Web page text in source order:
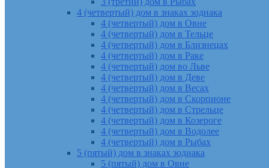
4 (четвертый) дом в знаках зодиака
4 (четвертый) дом в Овне
4 (четвертый) дом в Тельце
4 (четвертый) дом в Близнецах
4 (четвертый) дом в Раке
4 (четвертый) дом во Льве
4 (четвертый) дом в Деве
4 (четвертый) дом в Весах
4 (четвертый) дом в Скорпионе
4 (четвертый) дом в Стрельце
4 (четвертый) дом в Козероге
4 (четвертый) дом в Водолее
4 (четвертый) дом в Рыбах
5 (пятый) дом в знаках зодиака
5 (пятый) дом в Овне